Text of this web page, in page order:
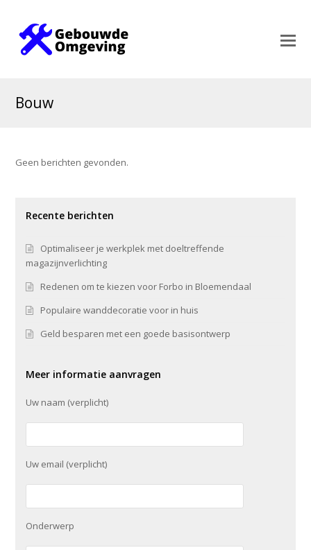
Bouw
Geen berichten gevonden.
Recente berichten
Optimaliseer je werkplek met doeltreffende
magazijnverlichting
Redenen om te kiezen voor Forbo in Bloemendaal
Populaire wanddecoratie voor in huis
Geld besparen met een goede basisontwerp
Meer informatie aanvragen
Uw naam (verplicht)
Uw email (verplicht)
Onderwerp